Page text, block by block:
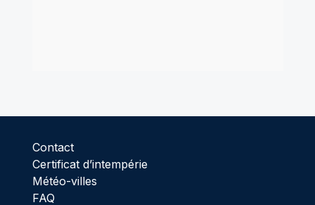
Contact
Certificat d’intempérie
Météo-villes
FAQ